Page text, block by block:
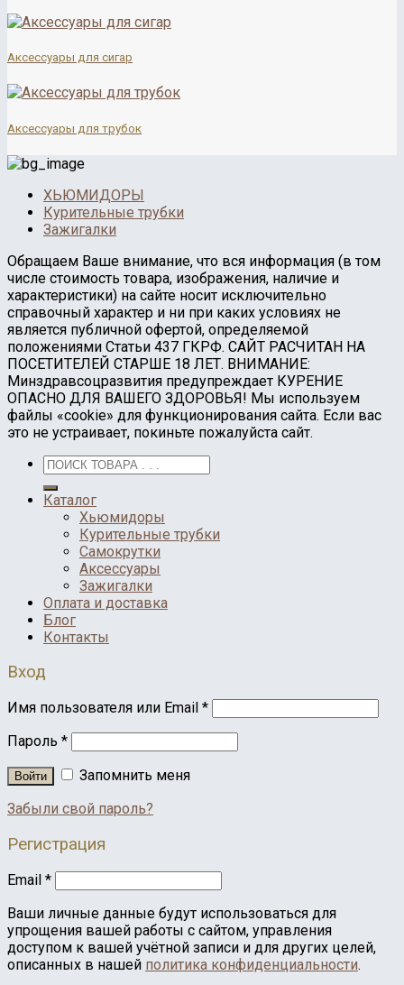
Аксессуары для сигар
Аксессуары для трубок
ХЬЮМИДОРЫ
Курительные трубки
Зажигалки
Обращаем Ваше внимание, что вся информация (в том
числе стоимость товара, изображения, наличие и
характеристики) на сайте носит исключительно
справочный характер и ни при каких условиях не
является публичной офертой, определяемой
положениями Статьи 437 ГКРФ. САЙТ РАСЧИТАН НА
ПОСЕТИТЕЛЕЙ СТАРШЕ 18 ЛЕТ. ВНИМАНИЕ:
Минздравсоцразвития предупреждает КУРЕНИЕ
ОПАСНО ДЛЯ ВАШЕГО ЗДОРОВЬЯ! Мы используем
файлы «cookie» для функционирования сайта. Если вас
это не устраивает, покиньте пожалуйста сайт.
Каталог
Хьюмидоры
Курительные трубки
Самокрутки
Аксессуары
Зажигалки
Оплата и доставка
Блог
Контакты
Вход
Имя пользователя или Email *
Пароль *
Войти
Запомнить меня
Забыли свой пароль?
Регистрация
Email *
Ваши личные данные будут использоваться для
упрощения вашей работы с сайтом, управления
доступом к вашей учётной записи и для других целей,
описанных в нашей политика конфиденциальности.